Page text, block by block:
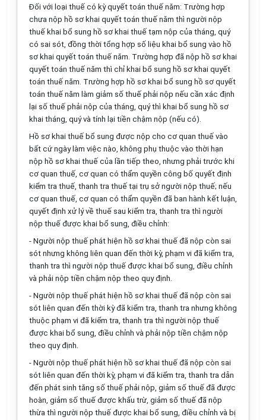
Đối với loại thuế có kỳ quyết toán thuế năm: Trường hợp
chưa nộp hồ sơ khai quyết toán thuế năm thì người nộp
thuế khai bổ sung hồ sơ khai thuế tạm nộp của tháng, quý
có sai sót, đồng thời tổng hợp số liệu khai bổ sung vào hồ
sơ khai quyết toán thuế năm. Trường hợp đã nộp hồ sơ khai
quyết toán thuế năm thì chỉ khai bổ sung hồ sơ khai quyết
toán thuế năm. Trường hợp hồ sơ khai bổ sung hồ sơ quyết
toán thuế năm làm giảm số thuế phải nộp nếu cần xác định
lại số thuế phải nộp của tháng, quý thì khai bổ sung hồ sơ
khai tháng, quý và tính lại tiền chậm nộp (nếu có).
Hồ sơ khai thuế bổ sung được nộp cho cơ quan thuế vào
bất cứ ngày làm việc nào, không phụ thuộc vào thời hạn
nộp hồ sơ khai thuế của lần tiếp theo, nhưng phải trước khi
cơ quan thuế, cơ quan có thẩm quyền công bố quyết định
kiểm tra thuế, thanh tra thuế tại trụ sở người nộp thuế; nếu
cơ quan thuế, cơ quan có thẩm quyền đã ban hành kết luận,
quyết định xử lý về thuế sau kiểm tra, thanh tra thì người
nộp thuế được khai bổ sung, điều chỉnh:
- Người nộp thuế phát hiện hồ sơ khai thuế đã nộp còn sai
sót nhưng không liên quan đến thời kỳ, phạm vi đã kiểm tra,
thanh tra thì người nộp thuế được khai bổ sung, điều chỉnh
và phải nộp tiền chậm nộp theo quy định.
- Người nộp thuế phát hiện hồ sơ khai thuế đã nộp còn sai
sót liên quan đến thời kỳ đã kiểm tra, thanh tra nhưng không
thuộc phạm vi đã kiểm tra, thanh tra thì người nộp thuế
được khai bổ sung, điều chỉnh và phải nộp tiền chậm nộp
theo quy định.
- Người nộp thuế phát hiện hồ sơ khai thuế đã nộp còn sai
sót liên quan đến thời kỳ, phạm vi đã kiểm tra, thanh tra dẫn
đến phát sinh tăng số thuế phải nộp, giảm số thuế đã được
hoàn, giảm số thuế được khấu trừ, giảm số thuế đã nộp
thừa thì người nộp thuế được khai bổ sung, điều chỉnh và bị